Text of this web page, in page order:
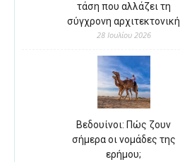
τάση που αλλάζει τη
σύγχρονη αρχιτεκτονική
28 Ιουλίου 2026
Βεδουίνοι: Πώς ζουν
σήμερα οι νομάδες της
ερήμου;